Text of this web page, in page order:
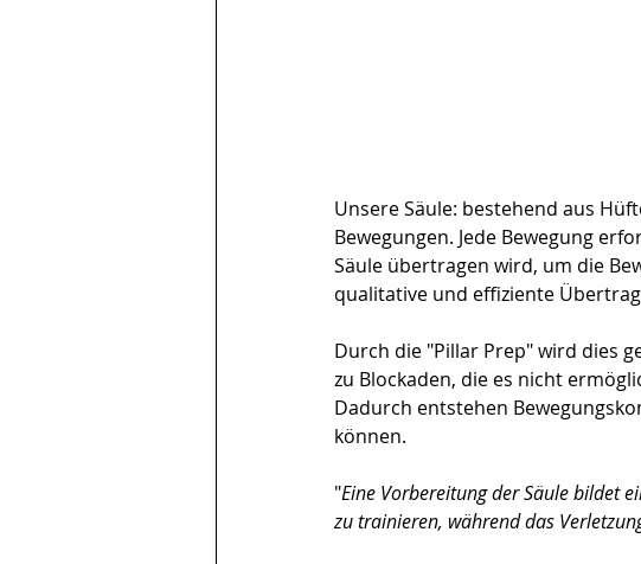
Unsere Säule: bestehend aus
Bewegungen. Jede Bewegung
Säule übertragen wird, um die
qualitative und effiziente
Durch die "Pillar Prep" wird dies
zu Blockaden, die es nicht
Dadurch entstehen
können.
"Eine Vorbereitung der Säule bildet
zu trainieren, während das